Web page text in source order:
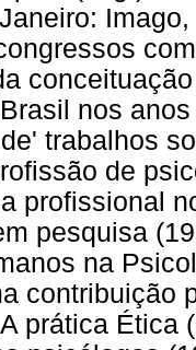
nos
trabalhos
de
profissional
pesquisa
na
contribuição
prática Ética